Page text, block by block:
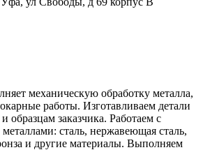
механическую обработку металла,
работы. Изготавливаем детали
образцам заказчика. Работаем с
сталь, нержавеющая сталь,
и другие материалы. Выполняем